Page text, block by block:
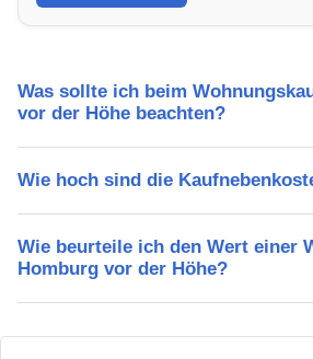
Schulen, Freizeitmöglichkeiten und
Was sollte ich beim
vor der Höhe beachten?
Wie hoch sind die
Wie beurteile ich den Wert einer
Homburg vor der Höhe?